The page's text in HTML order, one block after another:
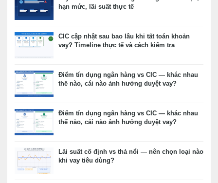
hạn mức, lãi suất thực tế
CIC cập nhật sau bao lâu khi tất toán khoản
vay? Timeline thực tế và cách kiểm tra
Điểm tín dụng ngân hàng vs CIC — khác nhau
thế nào, cái nào ảnh hưởng duyệt vay?
Điểm tín dụng ngân hàng vs CIC — khác nhau
thế nào, cái nào ảnh hưởng duyệt vay?
Lãi suất cố định vs thả nổi — nên chọn loại nào
khi vay tiêu dùng?